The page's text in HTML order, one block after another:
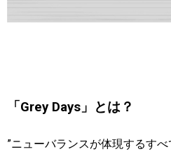
「Grey Days」とは？
”ニューバランスが体現するす